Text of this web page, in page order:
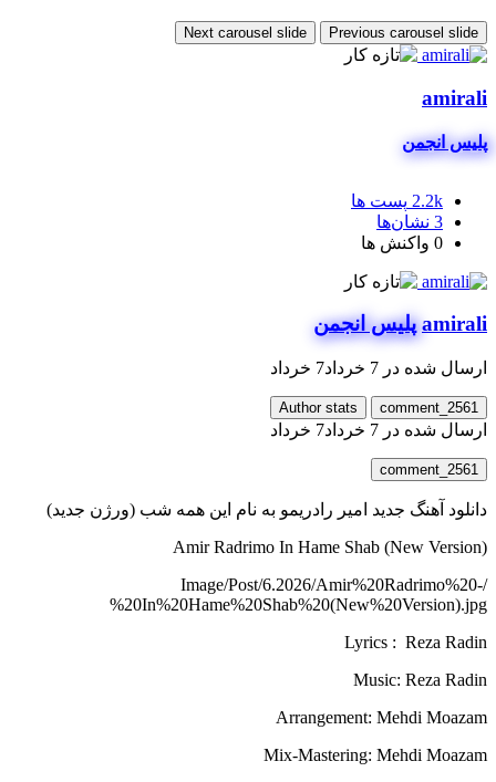
Previous carousel slide
Next carousel slide
amirali
پلیس انجمن
2.2k پست ها
3 نشان‌ها
0 واکنش ها
amirali پلیس انجمن
ارسال شده در 7 خرداد 7 خرداد
comment_2561
Author stats
ارسال شده در 7 خرداد 7 خرداد
comment_2561
دانلود آهنگ جدید امیر رادریمو به نام این همه شب (ورژن جدید)
Amir Radrimo In Hame Shab (New Version)
/Image/Post/6.2026/Amir%20Radrimo%20-
%20In%20Hame%20Shab%20(New%20Version).jpg
Lyrics : Reza Radin
Music: Reza Radin
Arrangement: Mehdi Moazam
Mix-Mastering: Mehdi Moazam